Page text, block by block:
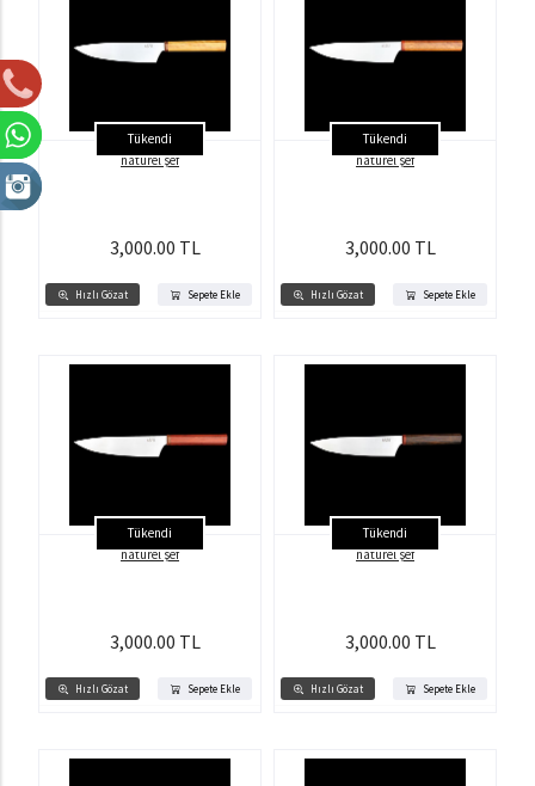
Tükendi
Hızlı Gözat Sepete Ekle
natürel şef
3,000.00 TL
Tükendi
Hızlı Gözat Sepete Ekle
natürel şef
3,000.00 TL
Tükendi
Hızlı Gözat Sepete Ekle
natürel şef
3,000.00 TL
Tükendi
Hızlı Gözat Sepete Ekle
natürel şef
3,000.00 TL